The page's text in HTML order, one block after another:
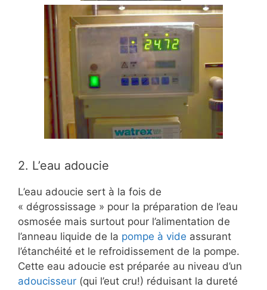
2. L’eau adoucie
L’eau adoucie sert à la fois de
« dégrossissage » pour la préparation de l’eau
osmosée mais surtout pour l’alimentation de
l’anneau liquide de la pompe à vide assurant
l’étanchéité et le refroidissement de la pompe.
Cette eau adoucie est préparée au niveau d’un
adoucisseur (qui l’eut cru!) réduisant la dureté